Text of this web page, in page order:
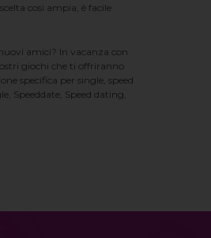
cosi ampia, è facile
amici? In vacanza con
giochi che ti offriranno
specifica per single, speed
Speeddate, Speed dating,